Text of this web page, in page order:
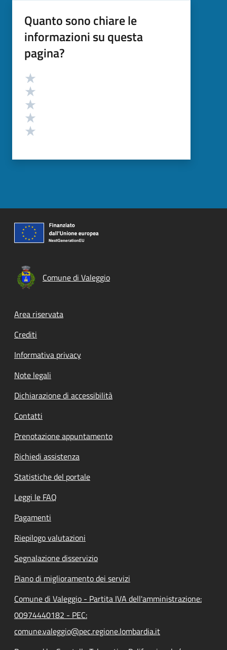
Quanto sono chiare le
informazioni su questa
pagina?
Valutazione
Comune di Valeggio
Footer menu
Area riservata
Crediti
Informativa privacy
Note legali
Dichiarazione di accessibilità
Contatti
Prenotazione appuntamento
Richiedi assistenza
Statistiche del portale
Leggi le FAQ
Pagamenti
Riepilogo valutazioni
Segnalazione disservizio
Piano di miglioramento dei servizi
Comune di Valeggio - Partita IVA dell'amministrazione:
00974440182 - PEC:
comune.valeggio@pec.regione.lombardia.it